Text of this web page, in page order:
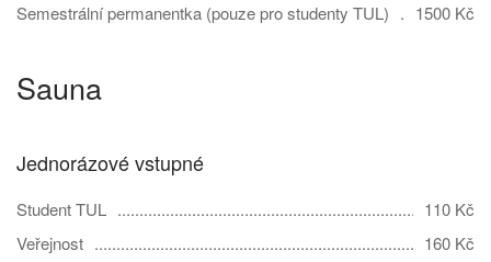
Semestrální permanentka (pouze pro studenty TUL)
1500 Kč
Sauna
Jednorázové vstupné
Student TUL
110 Kč
Veřejnost
160 Kč